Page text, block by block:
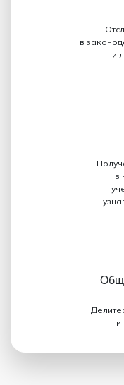
в
и
в
и